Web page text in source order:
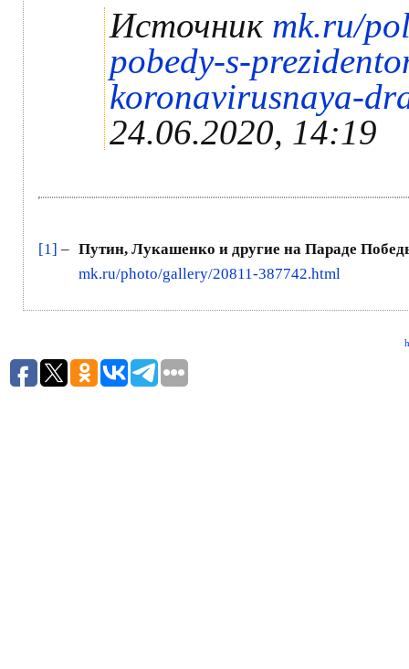
Источник mk.ru/
pobedy-s-
koronavirusnaya-
24.06.2020, 14:19
[1] – Путин, Лукашенко и другие на Параде
mk.ru/photo/gallery/20811-387742.html